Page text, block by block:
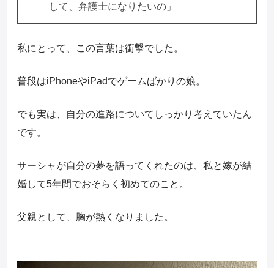
して、弁護士になりたいの」
私にとって、この言葉は衝撃でした。
普段はiPhoneやiPadでゲームばかりの娘。
でも実は、自分の進路についてしっかり考えていたん
です。
サーシャが自分の夢を語ってくれたのは、私と嫁が結
婚して5年間でおそらく初めてのこと。
父親として、胸が熱くなりました。